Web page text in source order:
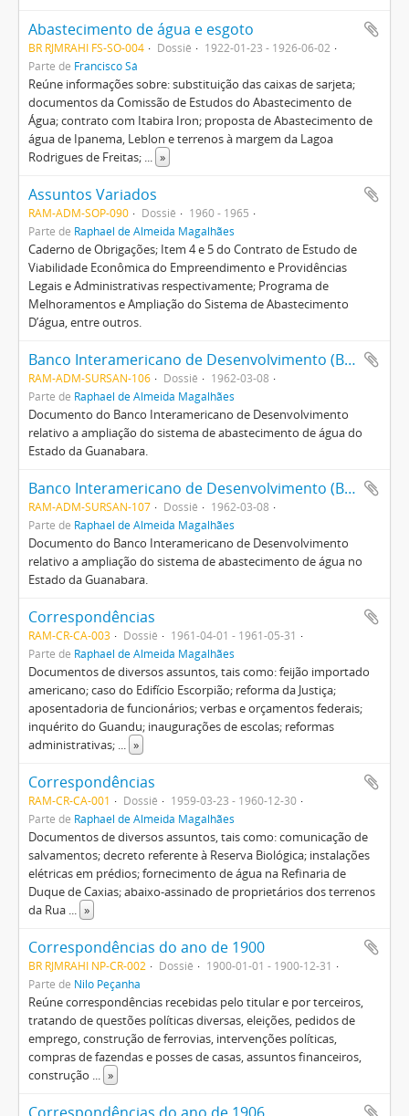
Abastecimento de água e esgoto
BR RJMRAHI FS-SO-004 Dossiê
1922-01-23 - 1926-06-02
Parte de Francisco Sá
Reúne informações sobre: substituição das caixas de sarjeta;
documentos da Comissão de Estudos do Abastecimento de
Água; contrato com Itabira Iron; proposta de Abastecimento de
água de Ipanema, Leblon e terrenos à margem da Lagoa
Rodrigues de Freitas; ... »
Assuntos Variados
RAM-ADM-SOP-090 Dossiê
1960 - 1965
Parte de Raphael de Almeida Magalhães
Caderno de Obrigações; Item 4 e 5 do Contrato de Estudo de
Viabilidade Econômica do Empreendimento e Providências
Legais e Administrativas respectivamente; Programa de
Melhoramentos e Ampliação do Sistema de Abastecimento
D’água, entre outros.
Banco Interamericano de Desenvolvimento (BID)
RAM-ADM-SURSAN-106 Dossiê
1962-03-08
Parte de Raphael de Almeida Magalhães
Documento do Banco Interamericano de Desenvolvimento
relativo a ampliação do sistema de abastecimento de água do
Estado da Guanabara.
Banco Interamericano de Desenvolvimento (BID)
RAM-ADM-SURSAN-107 Dossiê
1962-03-08
Parte de Raphael de Almeida Magalhães
Documento do Banco Interamericano de Desenvolvimento
relativo a ampliação do sistema de abastecimento de água no
Estado da Guanabara.
Correspondências
RAM-CR-CA-003 Dossiê
1961-04-01 - 1961-05-31
Parte de Raphael de Almeida Magalhães
Documentos de diversos assuntos, tais como: feijão importado
americano; caso do Edifício Escorpião; reforma da Justiça;
aposentadoria de funcionários; verbas e orçamentos federais;
inquérito do Guandu; inaugurações de escolas; reformas
administrativas; ... »
Correspondências
RAM-CR-CA-001 Dossiê
1959-03-23 - 1960-12-30
Parte de Raphael de Almeida Magalhães
Documentos de diversos assuntos, tais como: comunicação de
salvamentos; decreto referente à Reserva Biológica; instalações
elétricas em prédios; fornecimento de água na Refinaria de
Duque de Caxias; abaixo-assinado de proprietários dos terrenos
da Rua ... »
Correspondências do ano de 1900
BR RJMRAHI NP-CR-002 Dossiê
1900-01-01 - 1900-12-31
Parte de Nilo Peçanha
Reúne correspondências recebidas pelo titular e por terceiros,
tratando de questões políticas diversas, eleições, pedidos de
emprego, construção de ferrovias, intervenções políticas,
compras de fazendas e posses de casas, assuntos financeiros,
construção ... »